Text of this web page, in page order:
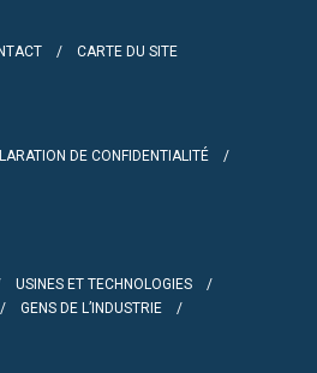
CARTE DU SITE
DE CONFIDENTIALITÉ
USINES ET TECHNOLOGIES
GENS DE L’INDUSTRIE